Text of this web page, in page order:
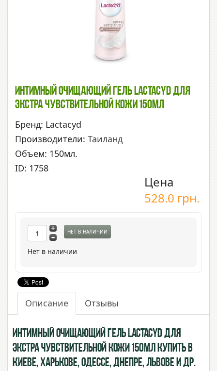
Интимный Очищающий Гель Lactacyd Для
Экстра Чувствительной Кожи 150мл
Бренд: Lactacyd
Производители: Таиланд
Объем: 150мл.
ID: 1758
Цена
528.0 грн.
НЕТ В НАЛИЧИИ
Нет в наличии
Описание Отзывы
Интимный очищающий гель Lactacyd для
экстра чувствительной кожи 150мл купить в
Киеве, Харькове, Одессе, Днепре, Львове и др.